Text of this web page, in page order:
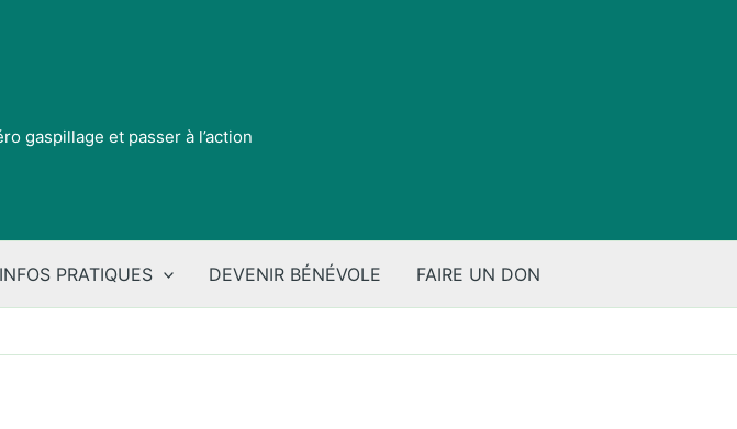
gaspillage et passer à l’action
INFOS PRATIQUES DEVENIR BÉNÉVOLE FAIRE UN DON